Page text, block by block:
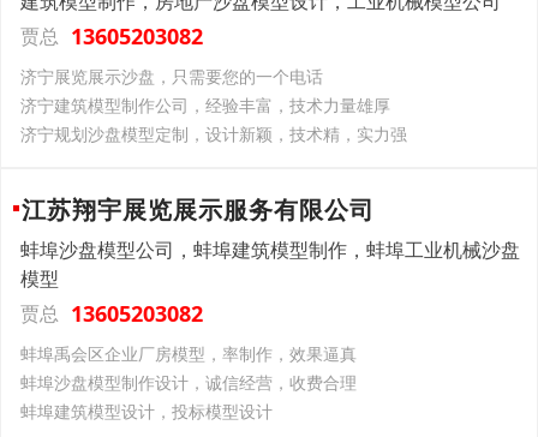
贾总 13605203082
济宁展览展示沙盘，只需要您的一个电话
济宁建筑模型制作公司，经验丰富，技术力量雄厚
济宁规划沙盘模型定制，设计新颖，技术精，实力强
江苏翔宇展览展示服务有限公司
蚌埠沙盘模型公司，蚌埠建筑模型制作，蚌埠工业机械沙盘
模型
贾总 13605203082
蚌埠禹会区企业厂房模型，率制作，效果逼真
蚌埠沙盘模型制作设计，诚信经营，收费合理
蚌埠建筑模型设计，投标模型设计